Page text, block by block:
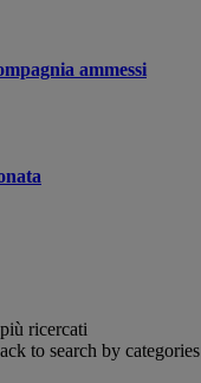
ammessi
ricercati
to search by categories